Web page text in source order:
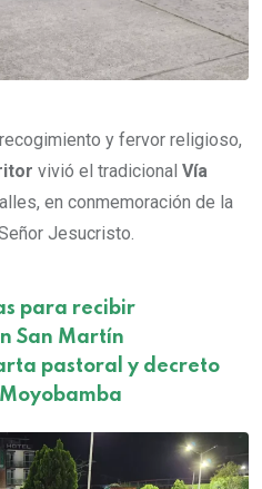
y fervor religioso,
vivió el tradicional Vía
en conmemoración de la
Jesucristo.
para recibir
San Martín
pastoral y decreto